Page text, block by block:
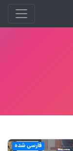
فارسی شده